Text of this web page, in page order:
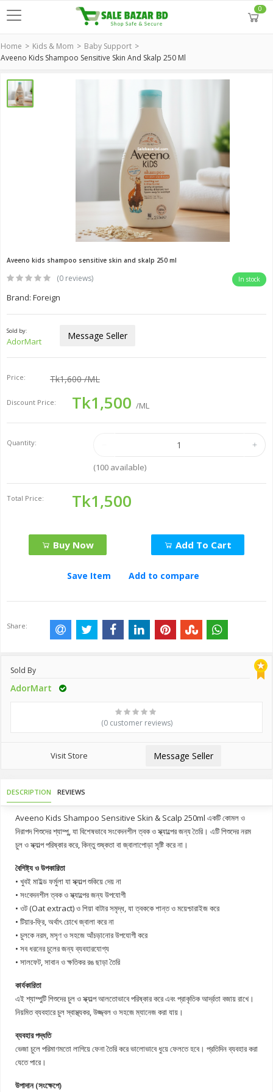
0
Home Kids & Mom
Baby Support
Aveeno Kids Shampoo Sensitive Skin And Skalp 250 Ml
Aveeno kids shampoo sensitive skin and skalp 250 ml
(0 reviews) In stock
Brand: Foreign
Sold by:
AdorMart Message Seller
Price: Tk1,600/ML
Discount Price: Tk1,500 /ML
Quantity:
(100available)
Total Price: Tk1,500
Buy Now Add To Cart
Save Item Add to compare
Share:
Sold By
AdorMart
(0 customer reviews)
Visit Store Message Seller
DESCRIPTION REVIEWS
Aveeno Kids Shampoo Sensitive Skin & Scalp 250ml একটি কোমল ও
নিরাপদ শিশুদের শ্যাম্পু, যা বিশেষভাবে সংবেদনশীল ত্বক ও স্ক্যাল্পের জন্য তৈরি। এটি শিশুদের নরম
চুল ও স্ক্যাল্প পরিষ্কার করে, কিন্তু শুষ্কতা বা জ্বালাপোড়া সৃষ্টি করে না।
বৈশিষ্ট্য ও উপকারিতা
• খুবই মাইল্ড ফর্মুলা যা স্ক্যাল্প শুকিয়ে দেয় না
• সংবেদনশীল ত্বক ও স্ক্যাল্পের জন্য উপযোগী
• ওট (Oat extract) ও শিয়া বাটার সমৃদ্ধ, যা ত্বককে শান্ত ও ময়েশ্চারাইজ করে
• টিয়ার-ফ্রি, অর্থাৎ চোখে জ্বালা করে না
• চুলকে নরম, মসৃণ ও সহজে আঁচড়ানোর উপযোগী করে
• সব ধরনের চুলের জন্য ব্যবহারযোগ্য
• সালফেট, সাবান ও ক্ষতিকর রঙ ছাড়া তৈরি
কার্যকারিতা
এই শ্যাম্পুটি শিশুদের চুল ও স্ক্যাল্প আলতোভাবে পরিষ্কার করে এবং প্রাকৃতিক আর্দ্রতা বজায় রাখে।
নিয়মিত ব্যবহারে চুল স্বাস্থ্যকর, উজ্জ্বল ও সহজে ম্যানেজ করা যায়।
ব্যবহার পদ্ধতি
ভেজা চুলে পরিমাণমতো লাগিয়ে ফেনা তৈরি করে ভালোভাবে ধুয়ে ফেলতে হবে। প্রতিদিন ব্যবহার করা
যেতে পারে।
উপাদান (সংক্ষেপে)